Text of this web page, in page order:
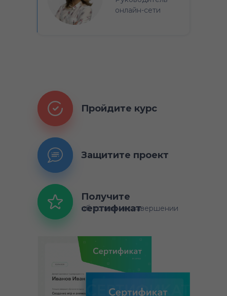
онлайн-сети
Пройдите курс
Защитите проект
Получите
сертификат
об успешном завершении